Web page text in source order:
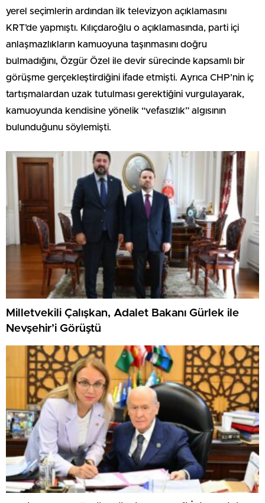
yerel seçimlerin ardından ilk televizyon açıklamasını
KRT’de yapmıştı. Kılıçdaroğlu o açıklamasında, parti içi
anlaşmazlıkların kamuoyuna taşınmasını doğru
bulmadığını, Özgür Özel ile devir sürecinde kapsamlı bir
görüşme gerçekleştirdiğini ifade etmişti. Ayrıca CHP’nin iç
tartışmalardan uzak tutulması gerektiğini vurgulayarak,
kamuoyunda kendisine yönelik “vefasızlık” algısının
bulunduğunu söylemişti.
Milletvekili Çalışkan, Adalet Bakanı Gürlek ile
Nevşehir’i Görüştü